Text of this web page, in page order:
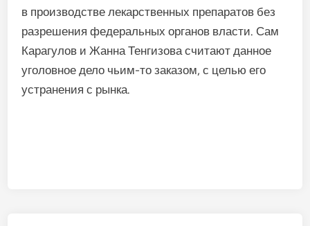
в производстве лекарственных препаратов без
разрешения федеральных органов власти. Сам
Карагулов и Жанна Тенгизова считают данное
уголовное дело чьим-то заказом, с целью его
устранения с рынка.